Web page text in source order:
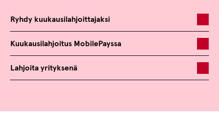
Ryhdy kuukausilahjoittajaksi
Kuukausilahjoitus MobilePayssa
Lahjoita yrityksenä